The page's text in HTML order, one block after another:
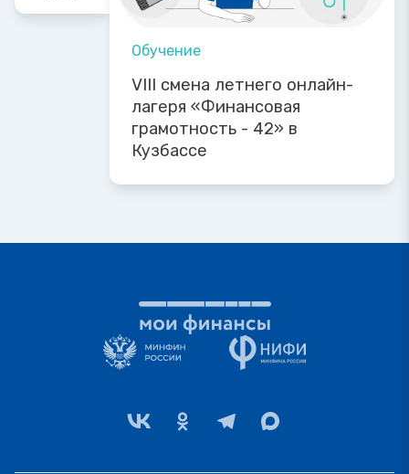
Обучение
VIII смена летнего онлайн-
лагеря «Финансовая
грамотность - 42» в
Кузбассе